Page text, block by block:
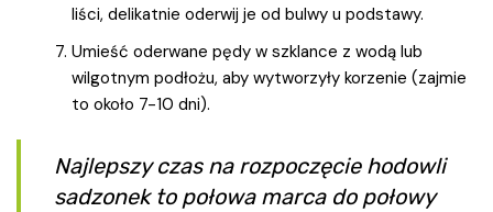
liści, delikatnie oderwij je od bulwy u podstawy.
Umieść oderwane pędy w szklance z wodą lub
wilgotnym podłożu, aby wytworzyły korzenie (zajmie
to około 7-10 dni).
Najlepszy czas na rozpoczęcie hodowli
sadzonek to połowa marca do połowy